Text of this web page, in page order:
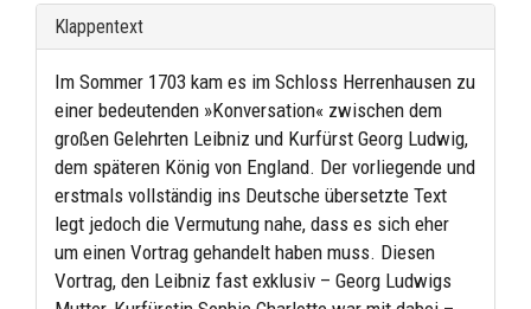
Klappentext
Im Sommer 1703 kam es im Schloss Herrenhausen zu
einer bedeutenden »Konversation« zwischen dem
großen Gelehrten Leibniz und Kurfürst Georg Ludwig,
dem späteren König von England. Der vorliegende und
erstmals vollständig ins Deutsche übersetzte Text
legt jedoch die Vermutung nahe, dass es sich eher
um einen Vortrag gehandelt haben muss. Diesen
Vortrag, den Leibniz fast exklusiv – Georg Ludwigs